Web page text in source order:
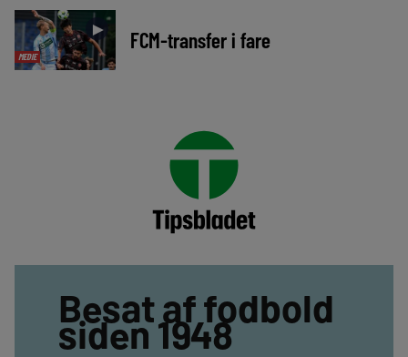
MEDIE
► FCM-transfer i fare
Besat af fodbold
siden 1948